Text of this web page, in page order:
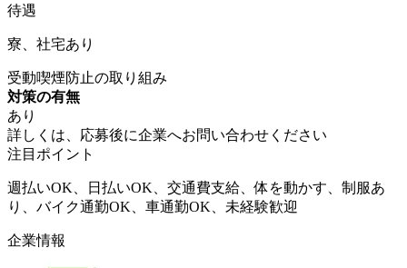
待遇
寮、社宅あり
受動喫煙防止の取り組み
対策の有無
あり
詳しくは、応募後に企業へお問い合わせください
注目ポイント
週払いOK、日払いOK、交通費支給、体を動かす、制服あ
り、バイク通勤OK、車通勤OK、未経験歓迎
企業情報